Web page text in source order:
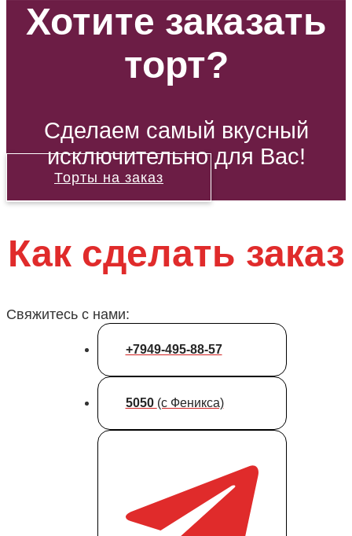
Хотите заказать
торт?
Сделаем самый вкусный
исключительно для Вас!
Торты на заказ
Как сделать заказ
Свяжитесь с нами:
+7949-495-88-57
5050 (с Феникса)